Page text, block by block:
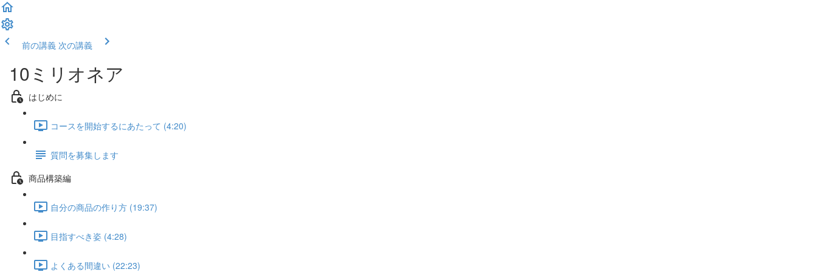
前の講義 次の講義
10ミリオネア
はじめに
コースを開始するにあたって (4:20)
質問を募集します
商品構築編
自分の商品の作り方 (19:37)
目指すべき姿 (4:28)
よくある間違い (22:23)